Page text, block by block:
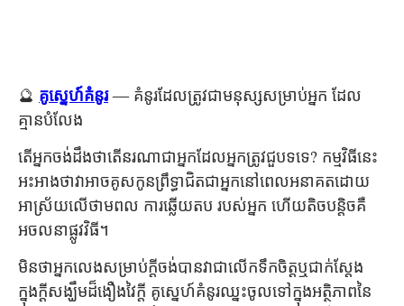
🔮 គូស្នេហ៍គំនូរ— គំនូរដែលត្រូវជាមនុស្សសម្រាប់អ្នក ដែល
គ្មានបំលែង
តើអ្នកចង់ដឹងថាតើនរណាជាអ្នកដែលអ្នកត្រូវជួបទទេ? កម្មវិធីនេះ
អះអាងថាវាអាចគូសកូនព្រឹទ្ធាជិតជាអ្នកនៅពេលអនាគតដោយ
អាស្រ័យលើថាមពល ការឆ្លើយតប របស់អ្នក ហើយតិចបន្តិចគឺ
អចលនាផ្លូវវិធី។
មិនថាអ្នកលេងសម្រាប់ក្តីចង់បានវាជាលើកទឹកចិត្តឬជាក់ស្តែង
ក្នុងក្តីសង្ឃឹមដ៏ងឿងវៃក្តី គូស្នេហ៍គំនូរឈ្នះចូលទៅក្នុងអត្ថិភាពនៃ